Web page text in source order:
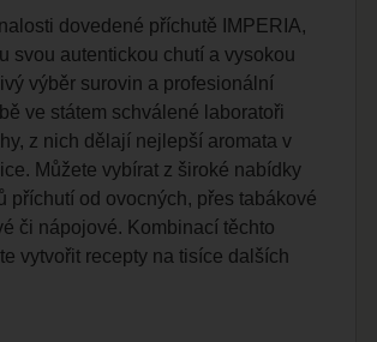
dovedené příchutě IMPERIA,
svou autentickou chutí a vysokou
výběr surovin a profesionální
ve státem schválené laboratoři
z nich dělají nejlepší aromata v
Můžete vybírat z široké nabídky
příchutí od ovocných, přes tabákové
či nápojové. Kombinací těchto
vytvořit recepty na tisíce dalších